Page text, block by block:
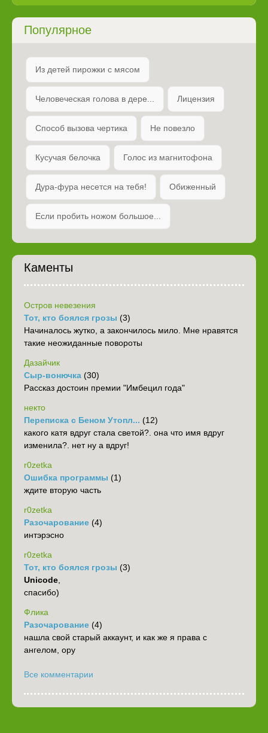
Популярное
Из детей пирожки с мясом
Человеческая голова в дере... Лицензия
Способ вызова чертика Не повезло
Кусучая белочка Голос из магнитофона
Дура-фура несется на тебя! Обиженный
Если пробить ножом большое...
Каменты
Остров невезения
Тот, кто боялся грозы (3)
Начиналось жутко, а закончилось мило. Мне нравятся
такие неожиданные повороты
Дазайчик
Сыр-вонючка (30)
Рассказ достоин премии "Имбецил года"
некто
Переписка с Беном Утопл... (12)
какого катя вдруг стала светой?. она что имя вдруг
изменила?. нет ну а вдруг!
r0zetka
Ошибка программы (1)
ждите вторую часть
r0zetka
Разочарование (4)
интэрэсно
r0zetka
Тот, кто боялся грозы (3)
Unicode,
спасибо)
Флика
Разочарование (4)
нашла свой старый аккаунт, и как же я права с
ангелом, ору
Все комментарии